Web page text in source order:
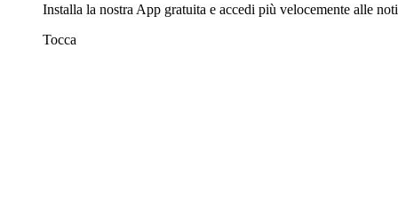
Installa la nostra App gratuita e accedi più velocemente alle
Tocca